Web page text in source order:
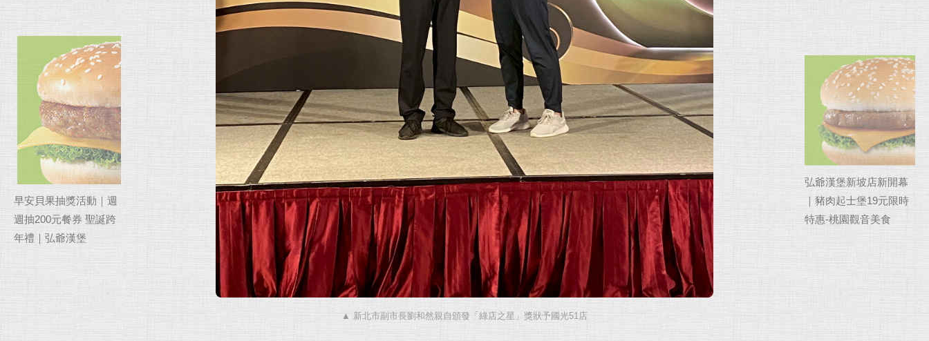
早安貝果抽獎活動｜週
週抽200元餐券 聖誕跨
年禮｜弘爺漢堡
弘爺漢堡新坡店新開幕
｜豬肉起士堡19元限時
特惠-桃園觀音美食
▲ 新北市副市長劉和然親自頒發「綠店之星」獎狀予國光51店